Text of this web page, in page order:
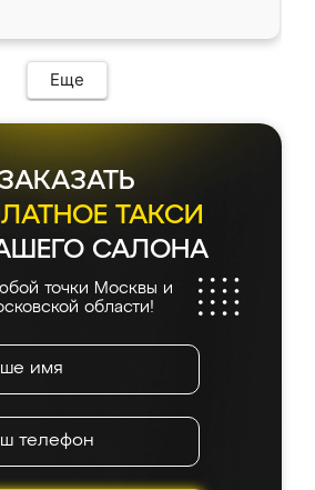
Еще
ЗАКАЗАТЬ
ТАКСИ
САЛОНА
точки Москвы и
области!